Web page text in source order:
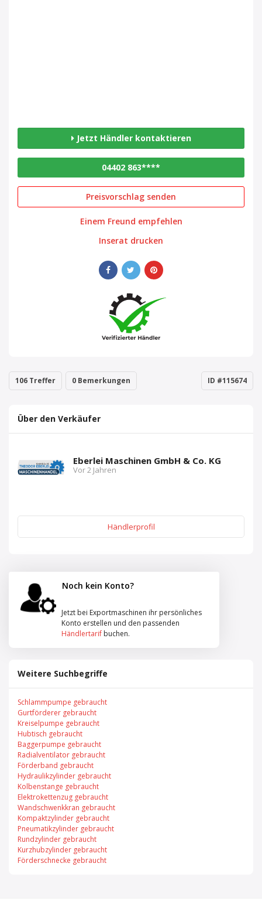
Jetzt Händler kontaktieren
04402 863****
Preisvorschlag senden
Einem Freund empfehlen
Inserat drucken
106 Treffer 0 Bemerkungen ID #115674
Über den Verkäufer
Eberlei Maschinen GmbH & Co. KG
Vor 2 Jahren
Händlerprofil
Noch kein Konto?
Jetzt bei Exportmaschinen ihr persönliches
Konto erstellen und den passenden
Händlertarif buchen.
Weitere Suchbegriffe
Schlammpumpe gebraucht
Gurtförderer gebraucht
Kreiselpumpe gebraucht
Hubtisch gebraucht
Baggerpumpe gebraucht
Radialventilator gebraucht
Förderband gebraucht
Hydraulikzylinder gebraucht
Kolbenstange gebraucht
Elektrokettenzug gebraucht
Wandschwenkkran gebraucht
Kompaktzylinder gebraucht
Pneumatikzylinder gebraucht
Rundzylinder gebraucht
Kurzhubzylinder gebraucht
Förderschnecke gebraucht